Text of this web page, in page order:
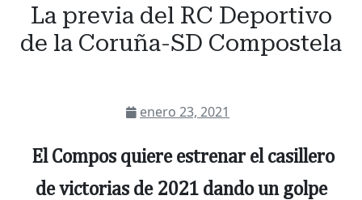
La previa del RC Deportivo
de la Coruña-SD Compostela
enero 23, 2021
El Compos quiere estrenar el casillero
de victorias de 2021 dando un golpe